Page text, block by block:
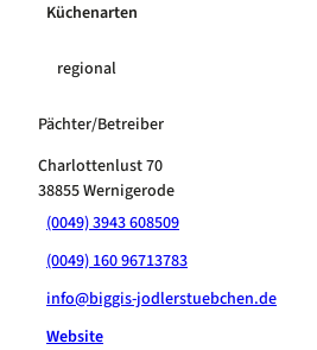
Küchenarten
regional
Pächter/Betreiber
Charlottenlust 70
38855Wernigerode
(0049) 3943 608509
(0049) 160 96713783
info@biggis-jodlerstuebchen.de
Website